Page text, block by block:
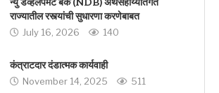
न्यु डेव्हलपमेंट बँक (NDB) अर्थसहाय्यांतर्गत
राज्यातील रस्त्यांची सुधारणा करणेबाबत
July 16, 2026 140
कंत्राटदार दंडात्मक कार्यवाही
November 14, 2025 511